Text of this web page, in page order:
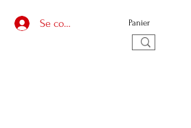
Se connecter Panier